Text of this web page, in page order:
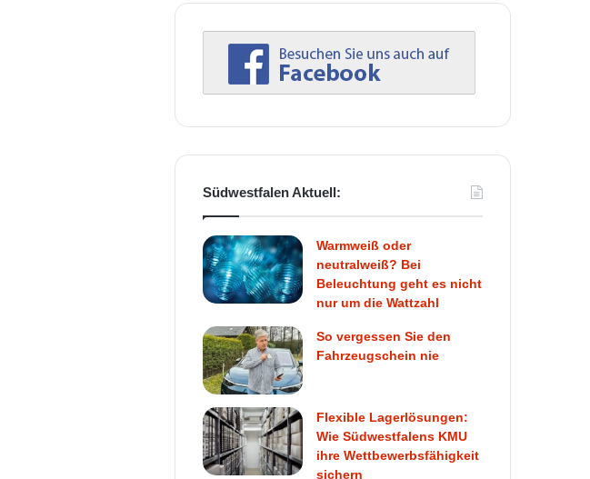
Südwestfalen Aktuell:
Warmweiß oder
neutralweiß? Bei
Beleuchtung geht es nicht
nur um die Wattzahl
So vergessen Sie den
Fahrzeugschein nie
Flexible Lagerlösungen:
Wie Südwestfalens KMU
ihre Wettbewerbsfähigkeit
sichern